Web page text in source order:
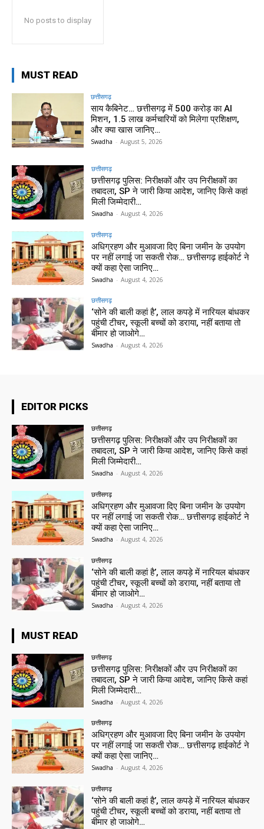
No posts to display
MUST READ
छत्तीसगढ़
साय कैबिनेट… छत्तीसगढ़ में 500 करोड़ का AI
मिशन, 1.5 लाख कर्मचारियों को मिलेगा प्रशिक्षण,
और क्या खास जानिए…
Swadha - August 5, 2026
छत्तीसगढ़
छत्तीसगढ़ पुलिस: निरीक्षकों और उप निरीक्षकों का
तबादला, SP ने जारी किया आदेश, जानिए किसे कहां
मिली जिम्मेदारी…
Swadha - August 4, 2026
छत्तीसगढ़
अधिग्रहण और मुआवजा दिए बिना जमीन के उपयोग
पर नहीं लगाई जा सकती रोक… छत्तीसगढ़ हाईकोर्ट ने
क्यों कहा ऐसा जानिए…
Swadha - August 4, 2026
छत्तीसगढ़
‘सोने की बाली कहां है’, लाल कपड़े में नारियल बांधकर
पहुंची टीचर, स्कूली बच्चों को डराया, नहीं बताया तो
बीमार हो जाओगे…
Swadha - August 4, 2026
EDITOR PICKS
छत्तीसगढ़
छत्तीसगढ़ पुलिस: निरीक्षकों और उप निरीक्षकों का
तबादला, SP ने जारी किया आदेश, जानिए किसे कहां
मिली जिम्मेदारी…
Swadha - August 4, 2026
छत्तीसगढ़
अधिग्रहण और मुआवजा दिए बिना जमीन के उपयोग
पर नहीं लगाई जा सकती रोक… छत्तीसगढ़ हाईकोर्ट ने
क्यों कहा ऐसा जानिए…
Swadha - August 4, 2026
छत्तीसगढ़
‘सोने की बाली कहां है’, लाल कपड़े में नारियल बांधकर
पहुंची टीचर, स्कूली बच्चों को डराया, नहीं बताया तो
बीमार हो जाओगे…
Swadha - August 4, 2026
MUST READ
छत्तीसगढ़
छत्तीसगढ़ पुलिस: निरीक्षकों और उप निरीक्षकों का
तबादला, SP ने जारी किया आदेश, जानिए किसे कहां
मिली जिम्मेदारी…
Swadha - August 4, 2026
छत्तीसगढ़
अधिग्रहण और मुआवजा दिए बिना जमीन के उपयोग
पर नहीं लगाई जा सकती रोक… छत्तीसगढ़ हाईकोर्ट ने
क्यों कहा ऐसा जानिए…
Swadha - August 4, 2026
छत्तीसगढ़
‘सोने की बाली कहां है’, लाल कपड़े में नारियल बांधकर
पहुंची टीचर, स्कूली बच्चों को डराया, नहीं बताया तो
बीमार हो जाओगे…